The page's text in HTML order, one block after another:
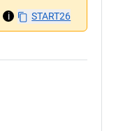
i START26